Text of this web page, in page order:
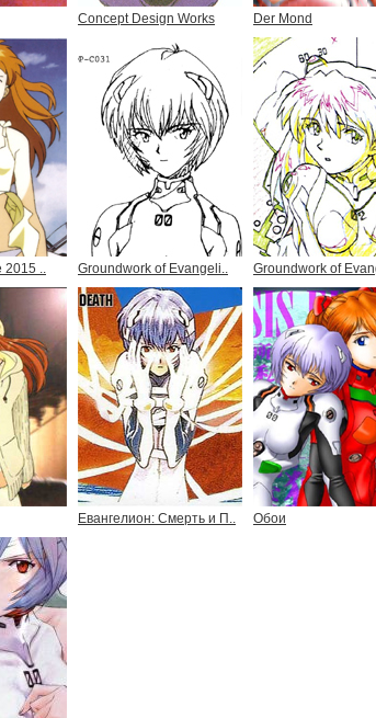
Concept Design Works Der Mond
2015 .. Groundwork of Evangeli.. Groundwork of
Евангелион: Смерть и П.. Обои